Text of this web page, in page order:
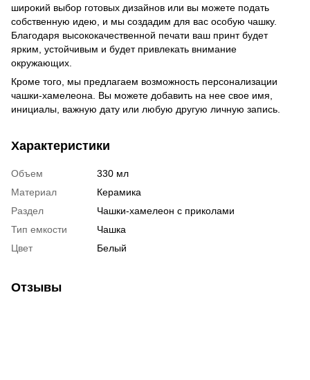
широкий выбор готовых дизайнов или вы можете подать
собственную идею, и мы создадим для вас особую чашку.
Благодаря высококачественной печати ваш принт будет
ярким, устойчивым и будет привлекать внимание
окружающих.
Кроме того, мы предлагаем возможность персонализации
чашки-хамелеона. Вы можете добавить на нее свое имя,
инициалы, важную дату или любую другую личную запись.
Характеристики
Объем
330 мл
Материал
Керамика
Раздел
Чашки-хамелеон с приколами
Тип емкости
Чашка
Цвет
Белый
Отзывы